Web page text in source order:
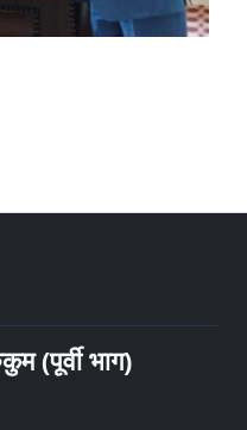
(पूर्वी भाग)